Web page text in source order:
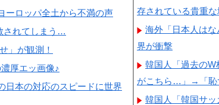
ーロッパ全土から不満の声
されてしまう…
」が観測！
厚エッ画像♪
日本の対応のスピードに世界
存されている貴重な
海外「日本人は
界が衝撃
韓国人「過去の
がこちら…」→「恥
韓国人「韓国サ